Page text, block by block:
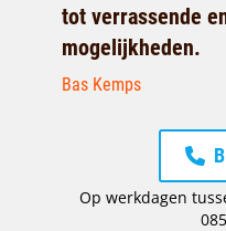
tot verrassende
mogelijkheden.
Bas Kemps
Op werkdagen